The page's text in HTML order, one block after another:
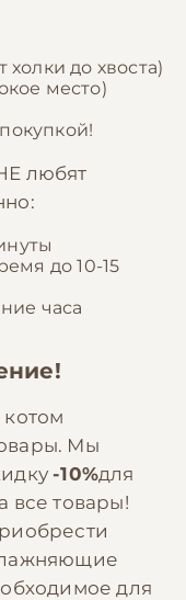
до хвоста)
место)
любят
до 10-15
часа
Мы
-10%для
все товары!
для